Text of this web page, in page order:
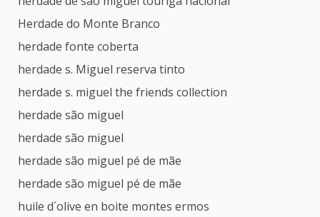
Herdade do Monte Branco
herdade fonte coberta
herdade s. Miguel reserva tinto
herdade s. miguel the friends collection
herdade são miguel
herdade são miguel
herdade são miguel pé de mãe
herdade são miguel pé de mãe
huile d´olive en boite montes ermos